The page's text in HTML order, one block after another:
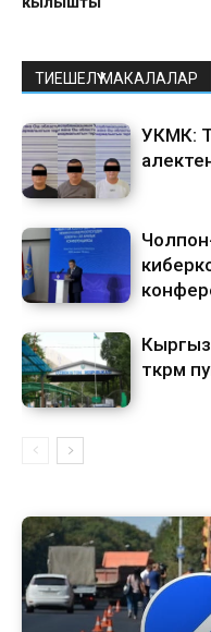
ТИЕШЕЛҮҮ МАКАЛАЛАР
УКМК: